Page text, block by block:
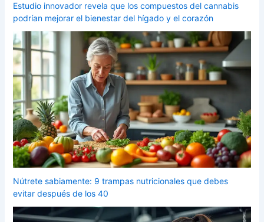
Estudio innovador revela que los compuestos del cannabis
podrían mejorar el bienestar del hígado y el corazón
Nútrete sabiamente: 9 trampas nutricionales que debes
evitar después de los 40